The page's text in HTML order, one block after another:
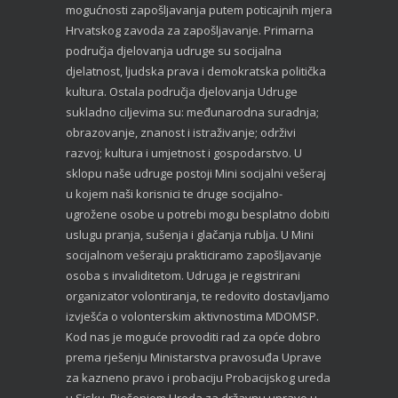
mogućnosti zapošljavanja putem poticajnih mjera
Hrvatskog zavoda za zapošljavanje. Primarna
područja djelovanja udruge su socijalna
djelatnost, ljudska prava i demokratska politička
kultura. Ostala područja djelovanja Udruge
sukladno ciljevima su: međunarodna suradnja;
obrazovanje, znanost i istraživanje; održivi
razvoj; kultura i umjetnost i gospodarstvo. U
sklopu naše udruge postoji Mini socijalni vešeraj
u kojem naši korisnici te druge socijalno-
ugrožene osobe u potrebi mogu besplatno dobiti
uslugu pranja, sušenja i glačanja rublja. U Mini
socijalnom vešeraju prakticiramo zapošljavanje
osoba s invaliditetom. Udruga je registrirani
organizator volontiranja, te redovito dostavljamo
izvješća o volonterskim aktivnostima MDOMSP.
Kod nas je moguće provoditi rad za opće dobro
prema rješenju Ministarstva pravosuđa Uprave
za kazneno pravo i probaciju Probacijskog ureda